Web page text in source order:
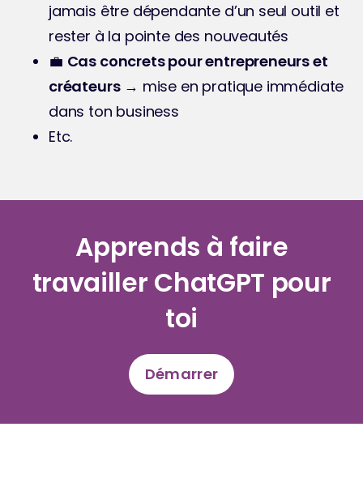
jamais être dépendante d’un seul outil et
rester à la pointe des nouveautés
💼 Cas concrets pour entrepreneurs et
créateurs → mise en pratique immédiate
dans ton business
Etc.
Apprends à faire
travailler ChatGPT pour
toi
Démarrer